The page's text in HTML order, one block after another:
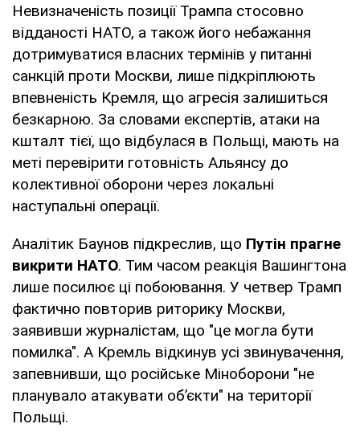
Невизначеність позиції Трампа стосовно
відданості НАТО, а також його небажання
дотримуватися власних термінів у питанні
санкцій проти Москви, лише підкріплюють
впевненість Кремля, що агресія залишиться
безкарною. За словами експертів, атаки на
кшталт тієї, що відбулася в Польщі, мають на
меті перевірити готовність Альянсу до
колективної оборони через локальні
наступальні операції.
Аналітик Баунов підкреслив, що Путін прагне
викрити НАТО. Тим часом реакція Вашингтона
лише посилює ці побоювання. У четвер Трамп
фактично повторив риторику Москви,
заявивши журналістам, що "це могла бути
помилка". А Кремль відкинув усі звинувачення,
запевнивши, що російське Міноборони "не
планувало атакувати об’єкти" на території
Польщі.